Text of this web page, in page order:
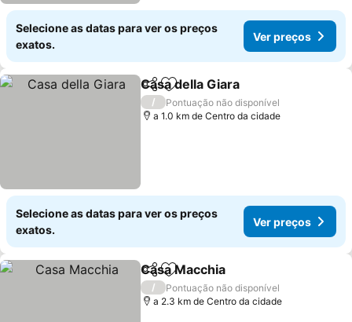
Selecione as datas para ver os preços
exatos.
Ver preços
PartilharAdicionar aos favoritos
Casa della Giara
/
Pontuação não disponível
a 1.0 km de Centro da cidade
Selecione as datas para ver os preços
exatos.
Ver preços
PartilharAdicionar aos favoritos
Casa Macchia
/
Pontuação não disponível
a 2.3 km de Centro da cidade